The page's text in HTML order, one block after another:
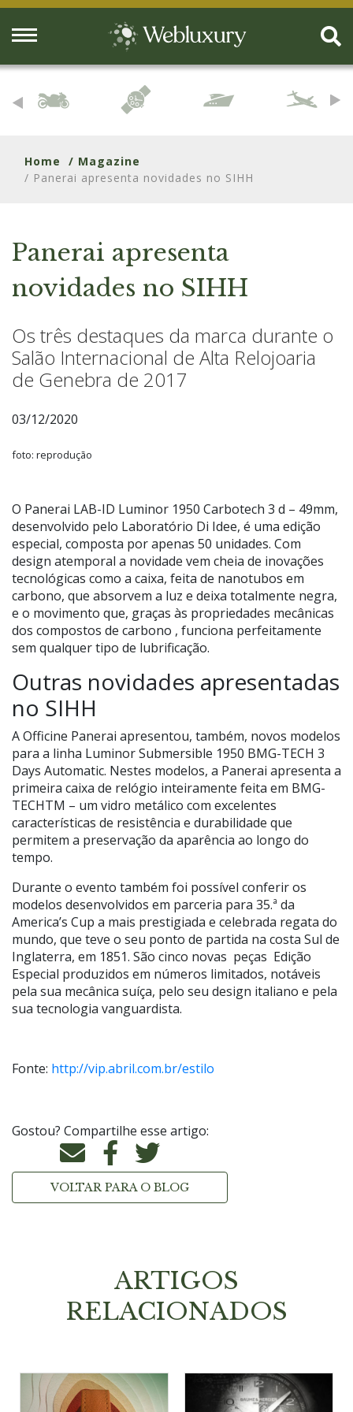
Home
/ Magazine
/ Panerai apresenta novidades no SIHH
Panerai apresenta
novidades no SIHH
Os três destaques da marca durante o
Salão Internacional de Alta Relojoaria
de Genebra de 2017
03/12/2020
foto: reprodução
O Panerai LAB-ID Luminor 1950 Carbotech 3 d – 49mm,
desenvolvido pelo Laboratório Di Idee, é uma edição
especial, composta por apenas 50 unidades. Com
design atemporal a novidade vem cheia de inovações
tecnológicas como a caixa, feita de nanotubos em
carbono, que absorvem a luz e deixa totalmente negra,
e o movimento que, graças às propriedades mecânicas
dos compostos de carbono , funciona perfeitamente
sem qualquer tipo de lubrificação.
Outras novidades apresentadas
no SIHH
A Officine Panerai apresentou, também, novos modelos
para a linha Luminor Submersible 1950 BMG-TECH 3
Days Automatic. Nestes modelos, a Panerai apresenta a
primeira caixa de relógio inteiramente feita em BMG-
TECHTM – um vidro metálico com excelentes
características de resistência e durabilidade que
permitem a preservação da aparência ao longo do
tempo.
Durante o evento também foi possível conferir os
modelos desenvolvidos em parceria para 35.ª da
America’s Cup a mais prestigiada e celebrada regata do
mundo, que teve o seu ponto de partida na costa Sul de
Inglaterra, em 1851. São cinco novas peças Edição
Especial produzidos em números limitados, notáveis
pela sua mecânica suíça, pelo seu design italiano e pela
sua tecnologia vanguardista.
Fonte: http://vip.abril.com.br/estilo
Gostou? Compartilhe esse artigo:
VOLTAR PARA O BLOG
ARTIGOS
RELACIONADOS